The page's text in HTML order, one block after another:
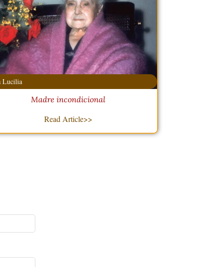
Lucilia
Madre incondicional
Read Article>>